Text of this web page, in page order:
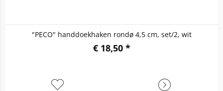
"PECO" handdoekhaken rondø 4,5 cm, set/2, wit
€ 18,50 *